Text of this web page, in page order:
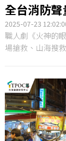
全台消防
冠，嘉義縣
2025-07-23
職人劇《火神的
場搶救、山海搜
台22縣市的消防
以7月消防員殉職
防聲量意外超越
的最大黑馬。